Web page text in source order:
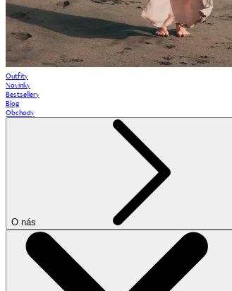
Outfity
Novinky
Bestsellery
Blog
Obchody
O nás